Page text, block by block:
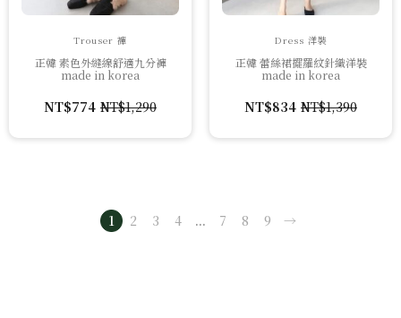
Trouser 褲
正韓 素色外縫線舒適九分褲
made in korea
NT$1,290
原
價
NT$774 目
價
Dress 洋裝
正韓 蕾絲裙擺羅紋針織洋裝
made in korea
NT$1,390
原
價
NT$834 目
價
1 2 3 4 ... 7 8 9 →